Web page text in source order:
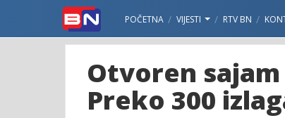
POČETNA VIJESTI RTV BN
Otvoren sajam
Preko 300